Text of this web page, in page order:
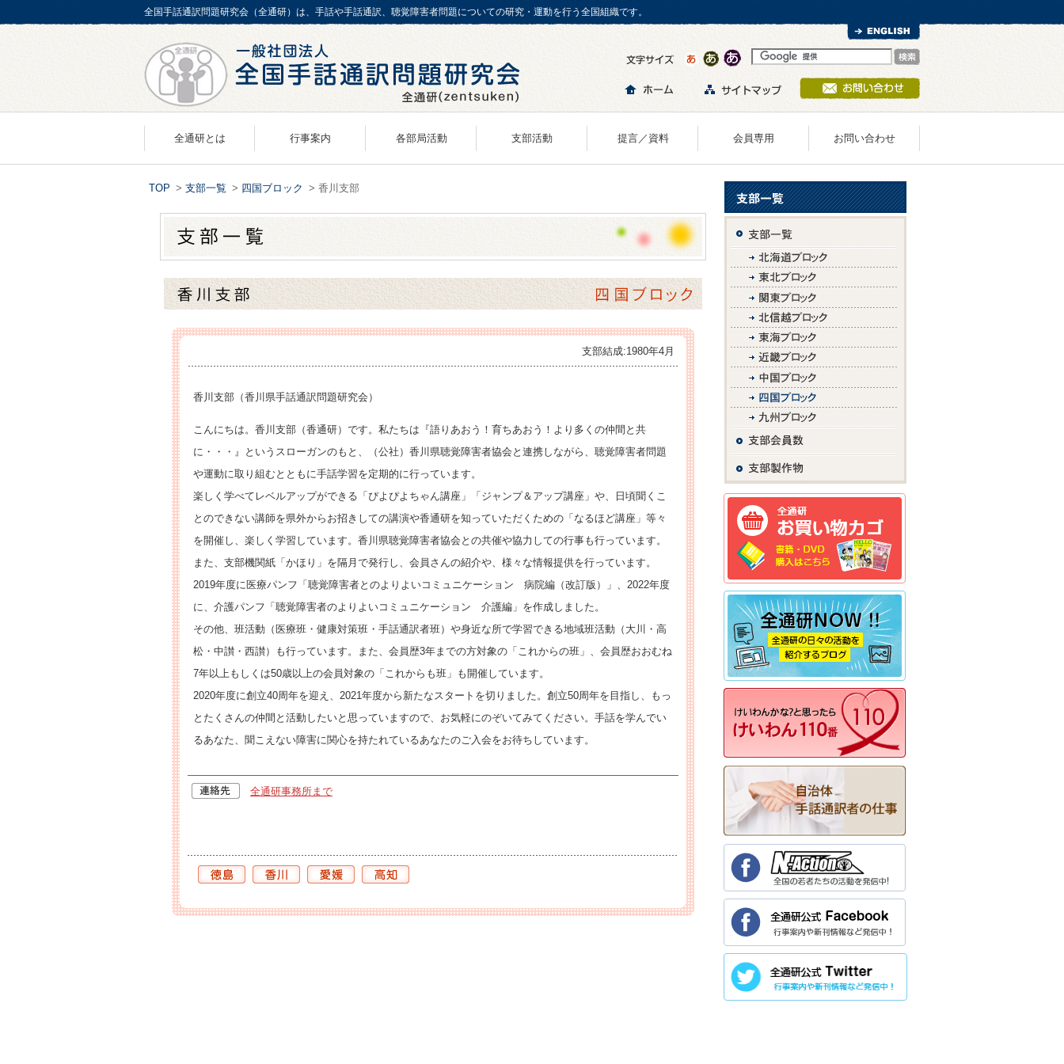
全国手話通訳問題研究会（全通研）は、手話や手話通訳、聴覚障害者問題についての研究・運動を行う全国組織です。
全通研とは
会長あいさつ
事業報告／組織案内
アクセスマップ
行事案内 各部局活動
事務局
研究・活動推進部
情報広報部
国際活動
支部活動
北海道ブロック
北信越ブロック
東海ブロック
近畿ブロック
四国ブロック
支部会員数
提言／資料 会員専用 お問い合わせ
TOP > 支部一覧 > 四国ブロック > 香川支部
支部結成:1980年4月
香川支部（香川県手話通訳問題研究会）
こんにちは。香川支部（香通研）です。私たちは『語りあおう！育ちあおう！より多くの仲間と共
に・・・』というスローガンのもと、（公社）香川県聴覚障害者協会と連携しながら、聴覚障害者問題
や運動に取り組むとともに手話学習を定期的に行っています。
楽しく学べてレベルアップができる「ぴよぴよちゃん講座」「ジャンプ＆アップ講座」や、日頃聞くこ
とのできない講師を県外からお招きしての講演や香通研を知っていただくための「なるほど講座」等々
を開催し、楽しく学習しています。香川県聴覚障害者協会との共催や協力しての行事も行っています。
また、支部機関紙「かほり」を隔月で発行し、会員さんの紹介や、様々な情報提供を行っています。
2019年度に医療パンフ「聴覚障害者とのよりよいコミュニケーション 病院編（改訂版）」、2022年度
に、介護パンフ「聴覚障害者のよりよいコミュニケーション 介護編」を作成しました。
その他、班活動（医療班・健康対策班・手話通訳者班）や身近な所で学習できる地域班活動（大川・高
松・中讃・西讃）も行っています。また、会員歴3年までの方対象の「これからの班」、会員歴おおむね
7年以上もしくは50歳以上の会員対象の「これからも班」も開催しています。
2020年度に創立40周年を迎え、2021年度から新たなスタートを切りました。創立50周年を目指し、もっ
とたくさんの仲間と活動したいと思っていますので、お気軽にのぞいてみてください。手話を学んでい
るあなた、聞こえない障害に関心を持たれているあなたのご入会をお待ちしています。
全通研事務所まで